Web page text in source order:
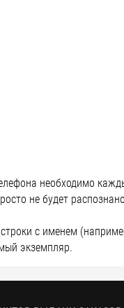
необходимо
не будет
с именем
экземпляр.